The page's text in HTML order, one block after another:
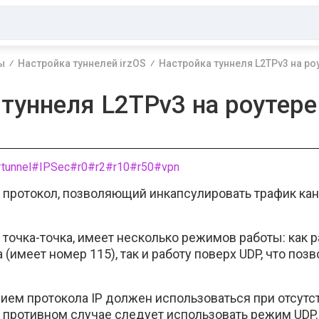
Настройка туннелей irzOS Настройка туннеля L2TPv3 на
L2TPv3 на
#IPSec#r0#r2#r10#r50#vpn
позволяющий инкапсулировать трафик
точка, имеет несколько режимов работы: как
(имеет номер 115), так и работу поверх UDP, что
протокола IP должен использоваться при
противном случае следует использовать режим UDP.